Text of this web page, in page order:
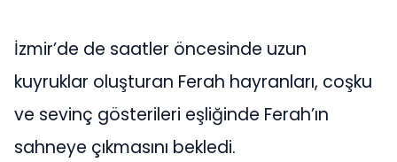
İzmir’de de saatler öncesinde uzun
kuyruklar oluşturan Ferah hayranları, coşku
ve sevinç gösterileri eşliğinde Ferah’ın
sahneye çıkmasını bekledi.